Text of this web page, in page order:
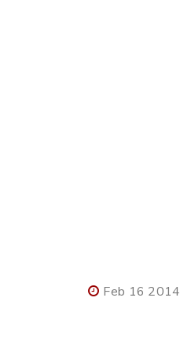
Feb 16 2014